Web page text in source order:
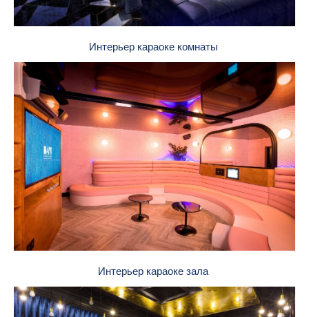
Интерьер караоке комнаты
Интерьер караоке зала